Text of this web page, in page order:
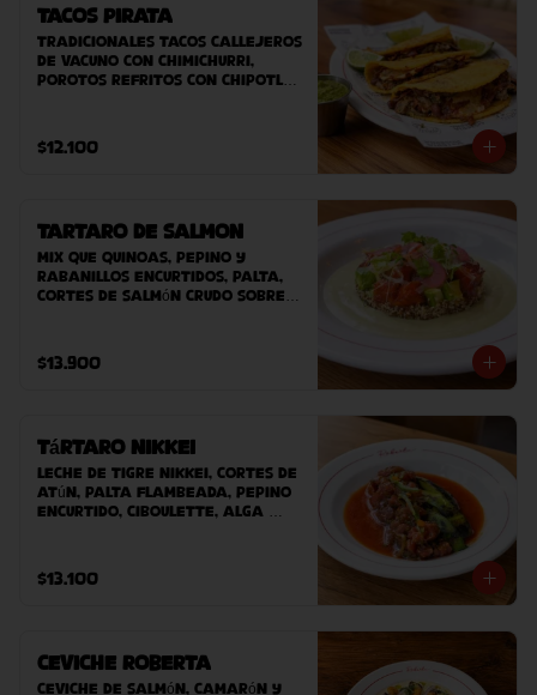
Tacos Pirata
Tradicionales tacos callejeros
de vacuno con chimichurri,
porotos refritos con chipotle
$12.100
Tartaro de Salmon
Mix que quinoas, pepino y
rabanillos encurtidos, palta,
cortes de salmón crudo sobre
nuestro pan casero.
$13.900
Tártaro Nikkei
Leche de tigre nikkei, cortes de
atún, palta flambeada, pepino
encurtido, ciboulette, alga
$13.100
Ceviche Roberta
Ceviche de Salmón, Camarón y